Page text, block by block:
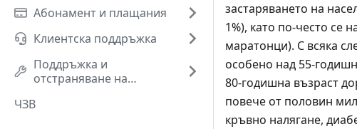
Абонамент и плащания
Клиентска поддръжка
Поддръжка и
отстраняване на
ЧЗВ
застаряването на
1%), като по-често се
маратонци). С всяка
особено над 55-
80-годишна възраст
повече от половин
кръвно налягане,